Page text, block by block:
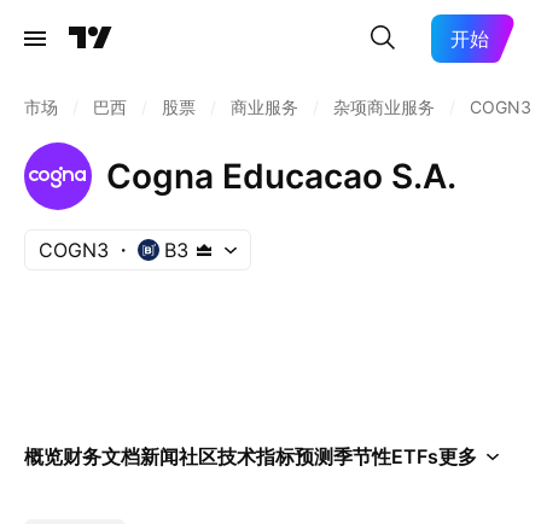
开始
市场 巴西 股票 商业服务 杂项商业服务 COGN3
Cogna Educacao S.A.
COGN3 B3
概览财务文档新闻社区技术指标预测季节性ETFs更多